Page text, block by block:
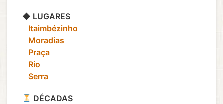
◆ LUGARES
‎ ‎ ‎ Itaimbézinho
‎ ‎ ‎ Moradias
‎ ‎ ‎ Praça
‎ ‎ ‎ Rio
‎ ‎ ‎ Serra
DÉCADAS